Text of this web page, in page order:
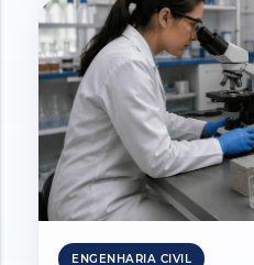
ENGENHARIA CIVIL